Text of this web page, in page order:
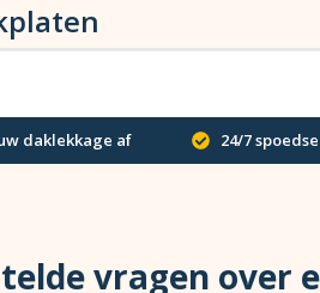
daklekkage af 24/7
vragen over